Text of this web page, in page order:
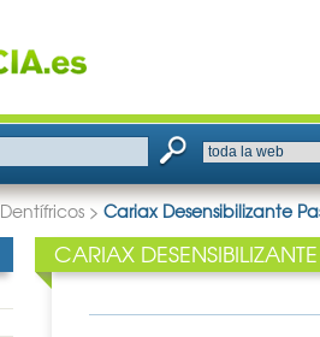
Dentífricos > Cariax Desensibilizante
CARIAX